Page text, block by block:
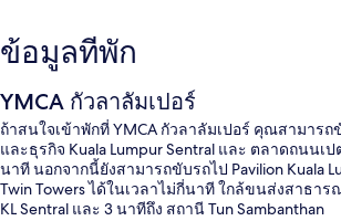
ข้อมูลที่พัก
YMCA กัวลาลัมเปอร์
ถ้าสนใจเข้าพักที่ YMCA กัวลาลัมเปอร์ คุณสามาร
และธุรกิจ Kuala Lumpur Sentral และ ตลาดถนนเป
นาที นอกจากนี้ยังสามารถขับรถไป Pavilion Kuala
Twin Towers ได้ในเวลาไม่กี่นาที ใกล้ขนส่งสาธา
KL Sentral และ 3 นาทีถึง สถานี Tun Sambanthan